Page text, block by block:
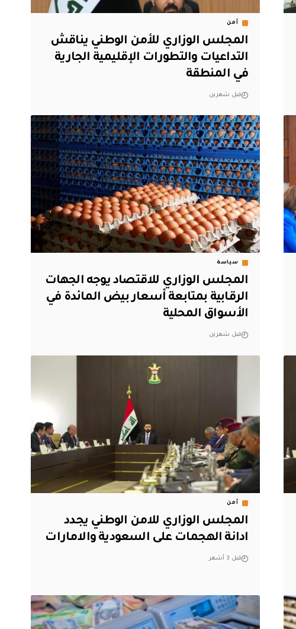
أمن
المجلس الوزاري للأمن الوطني يناقش
التداعيات والتطورات الإقليمية الجارية
في المنطقة
قبل شهرين
سياسة
المجلس الوزاري للاقتصاد يوجه الجهات
الرقابية بمتابعة أسعار بيض المائدة في
الأسواق المحلية
قبل شهرين
أمن
المجلس الوزاري للامن الوطني يجدد
ادانة الهجمات على السعودية والامارات
قبل 3 أشهر